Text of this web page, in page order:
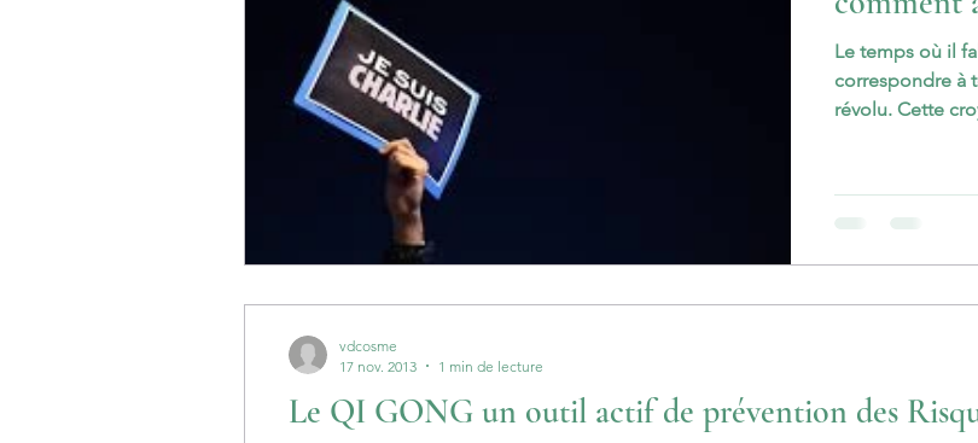
Le temps où il
correspondre à
révolu. Cette
Le QI GONG un outil actif de
vdcosme
17 nov. 2013
1 min de lecture